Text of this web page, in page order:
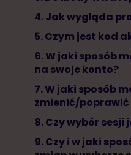
4. Jak wygląda
5. Czym jest kod
6. W jaki sposób
na swoje konto?
7. W jaki sposób
zmienić/
8. Czy wybór
9. Czy i w jaki